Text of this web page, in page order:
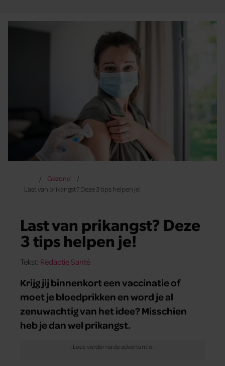
Gezond
Last van prikangst? Deze 3 tips helpen je!
Last van prikangst? Deze
3 tips helpen je!
Tekst: Redactie Santé
Krijg jij binnenkort een vaccinatie of
moet je bloedprikken en word je al
zenuwachtig van het idee? Misschien
heb je dan wel prikangst.